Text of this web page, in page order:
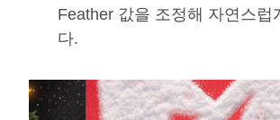
Feather 값을 조정해 자연스럽
다.